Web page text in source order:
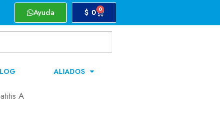
Ayuda $ 0 0
ALIADOS
A